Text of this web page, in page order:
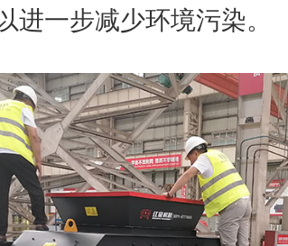
进一步减少环境污染。